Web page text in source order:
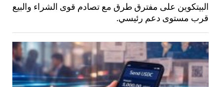
البيتكوين على مفترق طرق مع تصادم قوى الشراء والبيع
قرب مستوى دعم رئيسي.